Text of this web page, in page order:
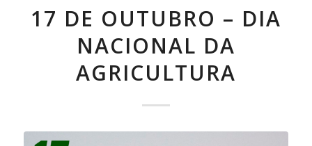
17 DE OUTUBRO – DIA
NACIONAL DA
AGRICULTURA